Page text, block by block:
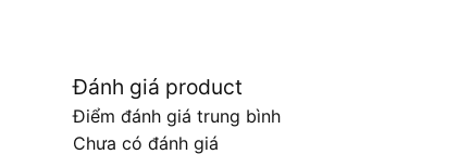
Đánh giá product
Điểm đánh giá trung bình
Chưa có đánh giá